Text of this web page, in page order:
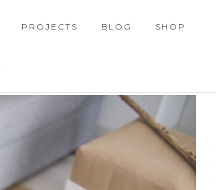
PROJECTS BLOG SHOP